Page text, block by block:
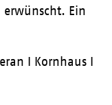
Ein
I Kornhaus I